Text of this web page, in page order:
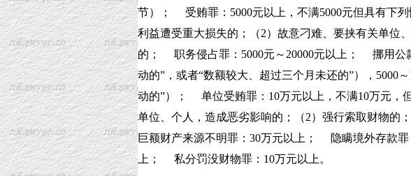
节）； 受贿罪：5000元以上，不满5000元但具有下
利益遭受重大损失的；（2）故意刁难、要挟有关单位
的； 职务侵占罪：5000元～20000元以上； 挪用公
动的”，或者“数额较大、超过三个月未还的”），5000
动的”）； 单位受贿罪：10万元以上，不满10万元，
单位、个人，造成恶劣影响的；（2）强行索取财物的
巨额财产来源不明罪：30万元以上； 隐瞒境外存款
上； 私分罚没财物罪：10万元以上。